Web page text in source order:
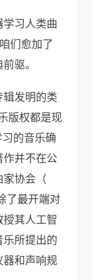
学习人类曲
们愈加了
驱。
辑发明的类
版权都是现
的音乐确
作并不在公
家协会（
了最开端对
其人工智
乐所提出的
器和声响规